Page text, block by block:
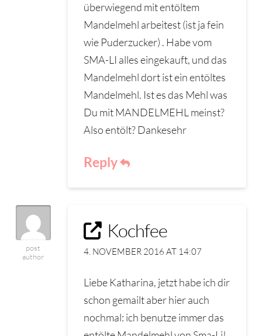
überwiegend mit entöltem
Mandelmehl arbeitest (ist ja fein
wie Puderzucker) . Habe vom
SMA-LI alles eingekauft, und das
Mandelmehl dort ist ein entöltes
Mandelmehl. Ist es das Mehl was
Du mit MANDELMEHL meinst?
Also entölt? Dankesehr
Reply
post
author
Kochfee
4. NOVEMBER 2016 AT 14:07
Liebe Katharina, jetzt habe ich dir
schon gemailt aber hier auch
nochmal: ich benutze immer das